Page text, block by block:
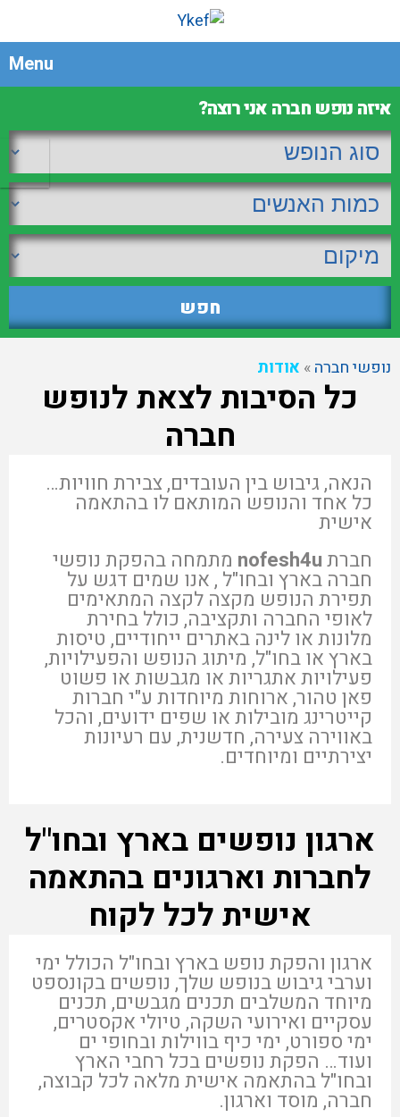
Menu
איזה נופש חברה אני רוצה?
נופשי חברה» אודות
כל הסיבות לצאת לנופש
חברה
הנאה, גיבוש בין העובדים, צבירת חוויות…
כל אחד והנופש המותאם לו בהתאמה
אישית
חברתnofesh4u מתמחה בהפקת נופשי
חברה בארץ ובחו"ל , אנו שמים דגש על
תפירת הנופש מקצה לקצה המתאימים
לאופי החברה ותקציבה, כולל בחירת
מלונות או לינה באתרים ייחודיים, טיסות
בארץ או בחו"ל, מיתוג הנופש והפעילויות,
פעילויות אתגריות או מגבשות או פשוט
פאן טהור, ארוחות מיוחדות ע"י חברות
קייטרינג מובילות או שפים ידועים, והכל
באווירה צעירה, חדשנית, עם רעיונות
יצירתיים ומיוחדים.
ארגון נופשים בארץ ובחו"ל
לחברות וארגונים בהתאמה
אישית לכל לקוח
ארגון והפקת נופש בארץ ובחו"ל הכולל ימי
וערבי גיבוש בנופש שלך, נופשים בקונספט
מיוחד המשלבים תכנים מגבשים, תכנים
עסקיים ואירועי השקה, טיולי אקסטרים,
ימי ספורט, ימי כיף בווילות ובחופי ים
ועוד… הפקת נופשים בכל רחבי הארץ
ובחו"ל בהתאמה אישית מלאה לכל קבוצה,
חברה, מוסד וארגון.